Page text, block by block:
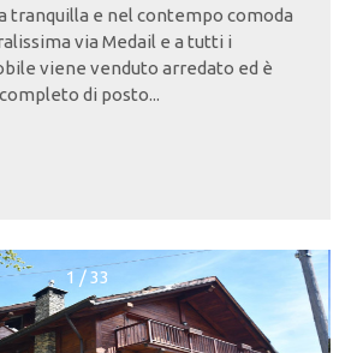
tranquilla e nel contempo comoda
via Medail e a tutti i
viene venduto arredato ed è
completo di posto...
1 /33